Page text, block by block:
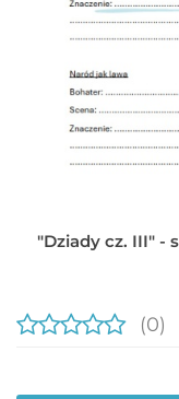
"Dziady cz. III" -
(0)